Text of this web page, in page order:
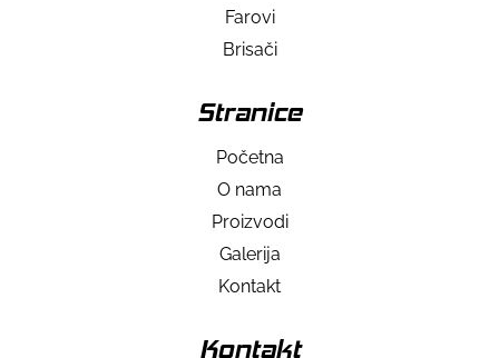
Farovi
Brisači
Stranice
Početna
O nama
Proizvodi
Galerija
Kontakt
Kontakt